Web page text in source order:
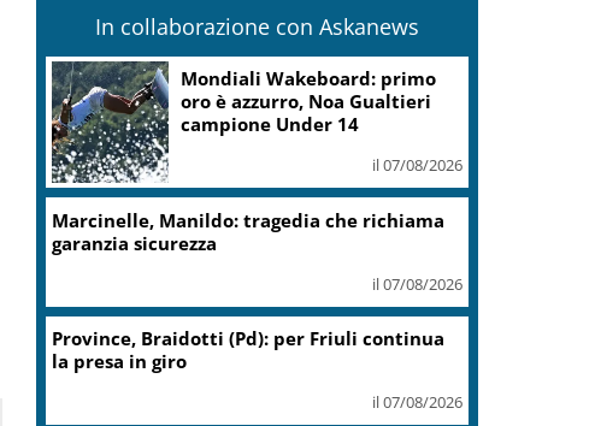
In collaborazione con Askanews
Mondiali Wakeboard: primo
oro è azzurro, Noa Gualtieri
campione Under 14
il 07/08/2026
Marcinelle, Manildo: tragedia che richiama
garanzia sicurezza
il 07/08/2026
Province, Braidotti (Pd): per Friuli continua
la presa in giro
il 07/08/2026